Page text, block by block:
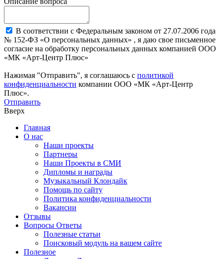
В соответствии с Федеральным законом от 27.07.2006 года
№ 152-ФЗ «О персональных данных» , я даю свое письменное
согласие на обработку персональных данных компанией ООО
«МК «Арт-Центр Плюс»
Нажимая "Отправить", я соглашаюсь с политикой
конфиденциальности компании ООО «МК «Арт-Центр
Плюс».
Отправить
Вверх
Главная
О нас
Наши проекты
Партнеры
Наши Проекты в СМИ
Дипломы и награды
Музыкальный Клондайк
Помощь по сайту
Политика конфиденциальности
Вакансии
Отзывы
Вопросы Ответы
Полезные статьи
Поисковый модуль на вашем сайте
Полезное